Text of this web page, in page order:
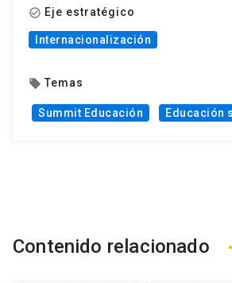
check_circle_outline Eje estratégico
Internacionalización
local_offer Temas
Summit Educación Educación
Contenido relacionado